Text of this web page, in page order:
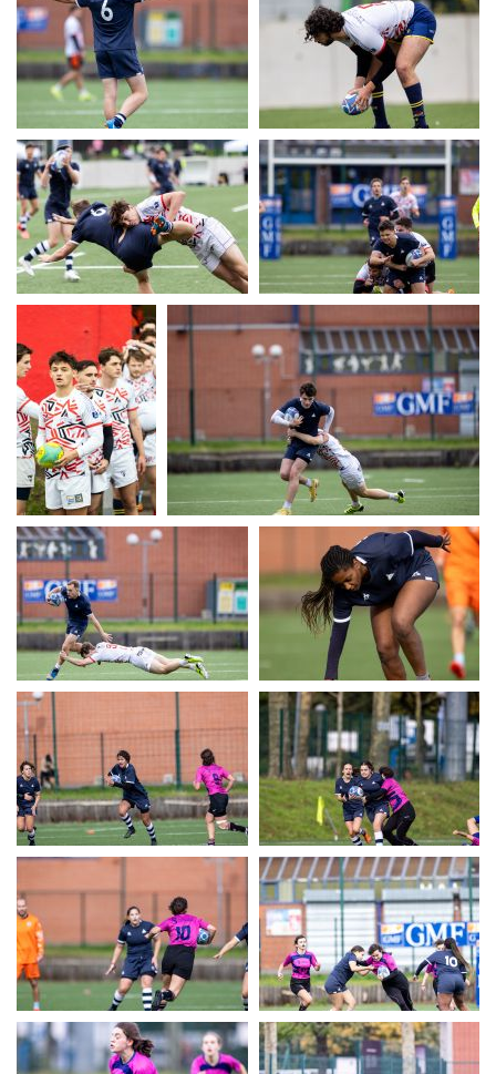
UERC UERC
UERC UERC
UERC UERC
UERC
UERC
UERC UERC